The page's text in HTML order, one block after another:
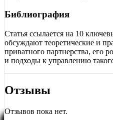
Библиография
Статья ссылается на 10
обсуждают теоретические и
приватного партнерства, его
и подходы к управлению
Отзывы
Отзывов пока нет.